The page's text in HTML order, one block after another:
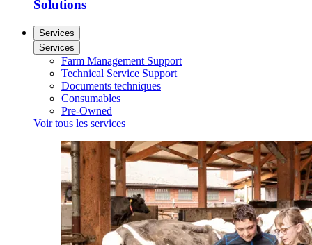
Solutions
Services
Services
Farm Management Support
Technical Service Support
Documents techniques
Consumables
Pre-Owned
Voir tous les services